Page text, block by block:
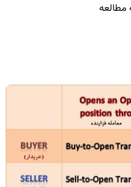
مطالعه